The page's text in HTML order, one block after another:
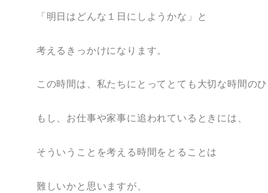
「明日はどんな１日にしようかな」と
考えるきっかけになります。
この時間は、私たちにとってとても大切な時間の
もし、お仕事や家事に追われているときには、
そういうことを考える時間をとることは
難しいかと思いますが、